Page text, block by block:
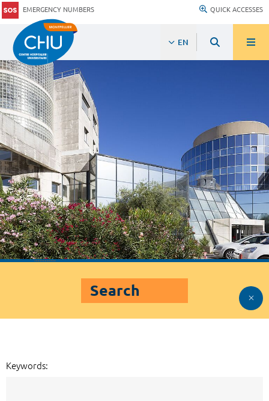
EMERGENCY NUMBERS QUICK ACCESSES
EN
Search
Keywords: